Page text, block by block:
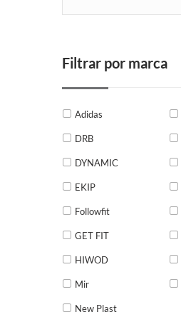
Filtrar por marca
Adidas
DRB
DYNAMIC
EKIP
Followfit
GET FIT
HIWOD
Mir
New Plast